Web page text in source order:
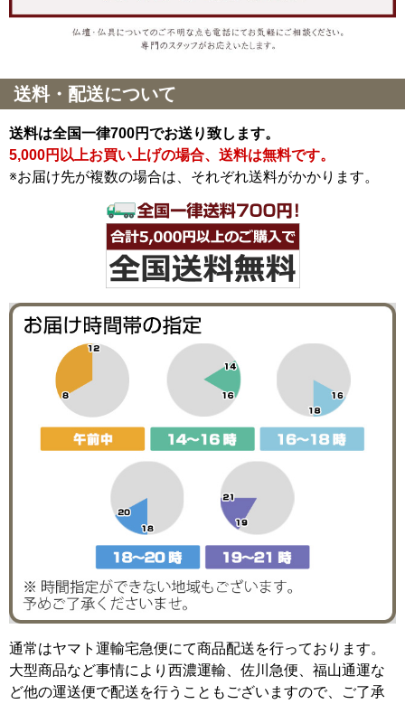
送料・配送について
送料は全国一律700円でお送り致します。
5,000円以上お買い上げの場合、送料は無料です。
※お届け先が複数の場合は、それぞれ送料がかかります。
通常はヤマト運輸宅急便にて商品配送を行っております。
大型商品など事情により西濃運輸、佐川急便、福山通運な
ど他の運送便で配送を行うこともございますので、ご了承